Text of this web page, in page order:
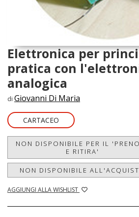
Elettronica per
pratica con
analogica
di Giovanni Di Maria
CARTACEO
NON DISPONIBILE PER IL
E RITIRA'
NON DISPONIBILE
AGGIUNGI ALLA WISHLIST